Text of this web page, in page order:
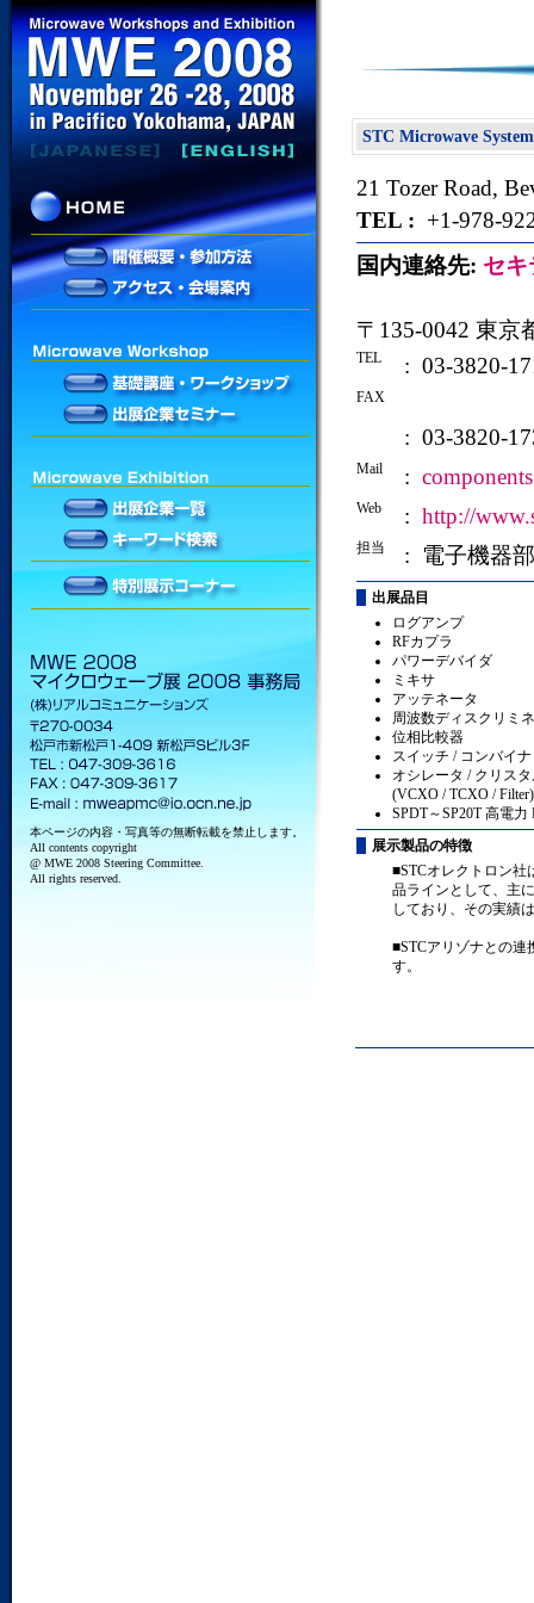
本ページの内容・写真等の無断転載を禁止します。
All contents copyright
@ MWE 2008 Steering Committee.
All rights reserved.
STC Microwave
21 Tozer Road,
TEL : +1-978-
国内連絡先: セキ
〒135-0042 東京
TEL : 03-3820-
FAX
: 03-3820-
Mail :
Web : http://
担当 : 電子機器部
出展品目
ログアンプ
RFカプラ
パワーデバイダ
ミキサ
アッテネータ
周波数ディスクリミ
位相比較器
スイッチ / コンバイナ
オシレータ / クリス
(VCXO / TCXO / Filter)
SPDT～SP20T 高電
展示製品の特徴
■STCオレクトロン
品ラインとして、主
しており、その実績
■STCアリゾナとの
す。